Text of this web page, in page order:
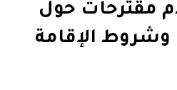
مقترحات حول
الإقامة